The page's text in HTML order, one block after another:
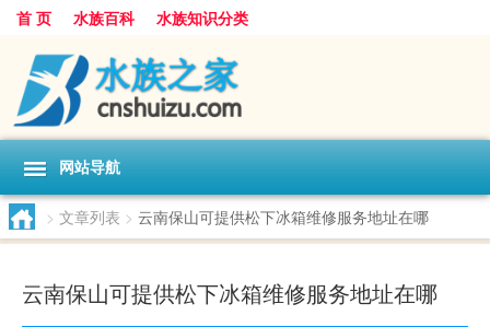
首 页 水族百科 水族知识分类
网站导航
> 文章列表 > 云南保山可提供松下冰箱维修服务地址在哪
云南保山可提供松下冰箱维修服务地址在哪